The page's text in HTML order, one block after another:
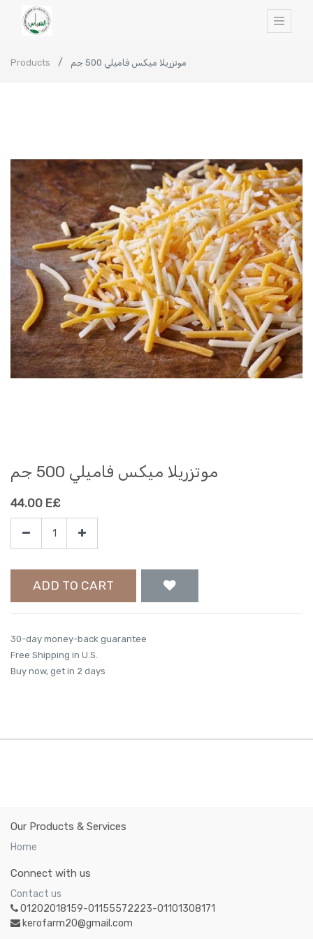
Products موتزريلا ميكس فاميلي 500 جم
موتزريلا ميكس فاميلي 500 جم
44.00 E£
ADD TO CART
30-day money-back guarantee
Free Shipping in U.S.
Buy now, get in 2 days
Our Products & Services
Home
Connect with us
Contact us
01202018159-01155572223-01101308171
kerofarm20@gmail.com